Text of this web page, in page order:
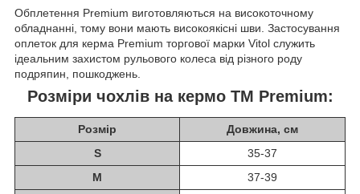
Обплетення Premium виготовляються на високоточному
обладнанні, тому вони мають високоякісні шви. Застосування
оплеток для керма Premium торгової марки Vitol служить
ідеальним захистом рульового колеса від різного роду
подряпин, пошкоджень.
Розміри чохлів на кермо TM Premium:
Розмір
Довжина, см
S
35-37
M
37-39